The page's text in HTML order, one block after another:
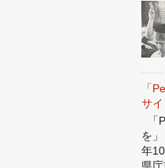
「
サ
「
を
年